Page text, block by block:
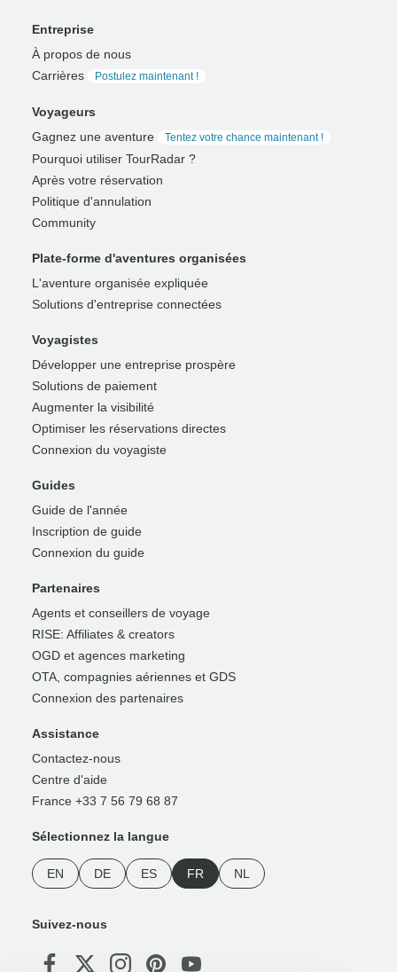
Entreprise
À propos de nous
Carrières
Postulez maintenant !
Voyageurs
Gagnez une aventure
Tentez votre chance maintenant !
Pourquoi utiliser TourRadar ?
Après votre réservation
Politique d'annulation
Community
Plate-forme d'aventures organisées
L'aventure organisée expliquée
Solutions d'entreprise connectées
Voyagistes
Développer une entreprise prospère
Solutions de paiement
Augmenter la visibilité
Optimiser les réservations directes
Connexion du voyagiste
Guides
Guide de l'année
Inscription de guide
Connexion du guide
Partenaires
Agents et conseillers de voyage
RISE: Affiliates & creators
OGD et agences marketing
OTA, compagnies aériennes et GDS
Connexion des partenaires
Assistance
Contactez-nous
Centre d'aide
France +33 7 56 79 68 87
Sélectionnez la langue
EN DE ES FR NL
Suivez-nous